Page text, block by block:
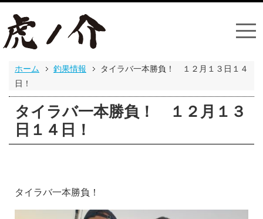
ホーム 釣果情報
タイラバ一本勝負！ １２月１３日１４
日！
タイラバ一本勝負！ １２月１３
日１４日！
タイラバ一本勝負！